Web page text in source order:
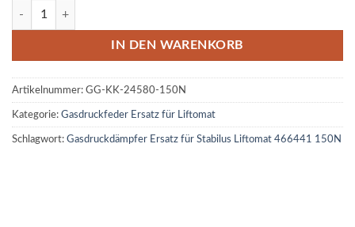
Ersatz für Stabilus Liftomat 466441 150N Gasdruckfeder M6 18/8
IN DEN WARENKORB
Artikelnummer: GG-KK-24580-150N
Kategorie: Gasdruckfeder Ersatz für Liftomat
Schlagwort: Gasdruckdämpfer Ersatz für Stabilus Liftomat 466441 150N